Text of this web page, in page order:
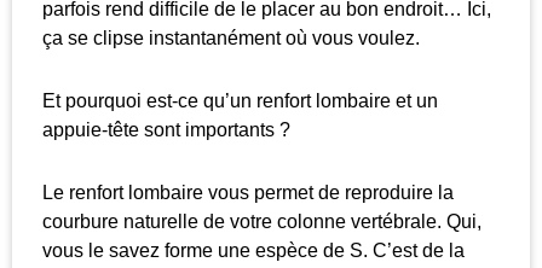
parfois rend difficile de le placer au bon endroit… Ici,
ça se clipse instantanément où vous voulez.
Et pourquoi est-ce qu’un renfort lombaire et un
appuie-tête sont importants ?
Le renfort lombaire vous permet de reproduire la
courbure naturelle de votre colonne vertébrale. Qui,
vous le savez forme une espèce de S. C’est de la